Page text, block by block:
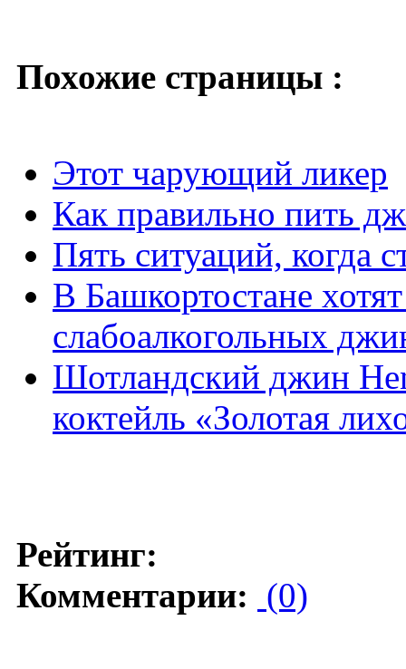
Похожие страницы :
Этот чарующий ликер
Как правильно пить
Пять ситуаций, когда
В Башкортостане
слабоалкогольных
Шотландский джин
коктейль «Золотая
Рейтинг:
Комментарии: (0)